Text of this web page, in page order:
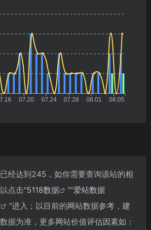
经达到245，如你需要查询该站的相
点击"5118数据 ""爱站数据
"进入；以目前的网站数据参考，建
据为准，更多网站价值评估因素如：